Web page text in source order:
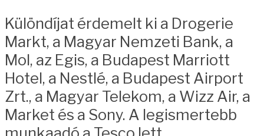
Különdíjat érdemelt ki a Drogerie
Markt, a Magyar Nemzeti Bank, a
Mol, az Egis, a Budapest Marriott
Hotel, a Nestlé, a Budapest Airport
Zrt., a Magyar Telekom, a Wizz Air, a
Market és a Sony. A legismertebb